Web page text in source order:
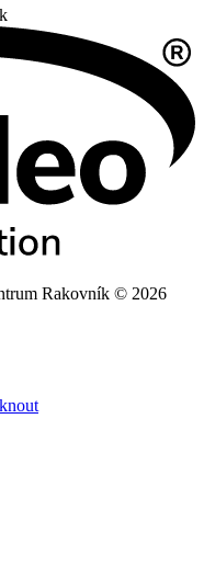
Rakovník © 2026